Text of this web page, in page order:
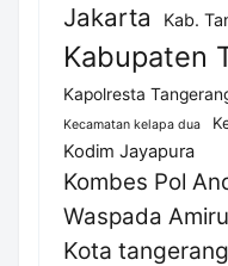
Jakarta Kab.
Kabupaten
Kapolresta
Kecamatan kelapa dua
Kodim Jayapura
Kombes Pol
Waspada
Kota tangerang